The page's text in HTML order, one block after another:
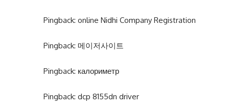
Pingback: online Nidhi Company Registration
Pingback: 메이저사이트
Pingback: калориметр
Pingback: dcp 8155dn driver